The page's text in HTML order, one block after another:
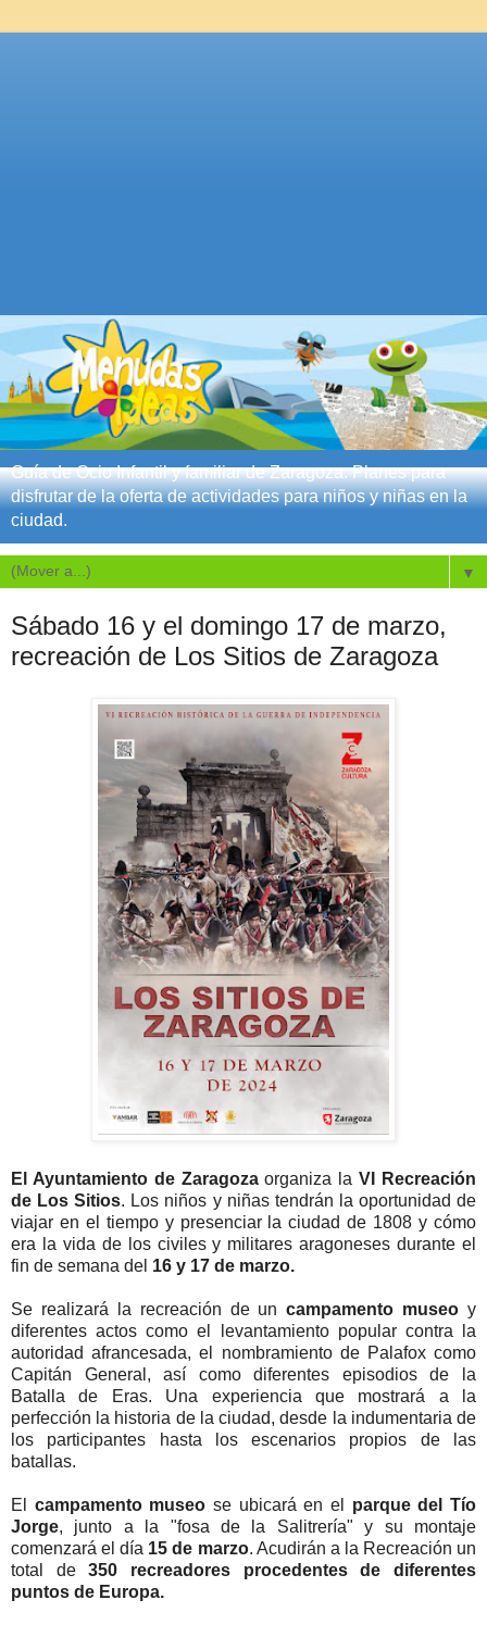
Guía de Ocio Infantil y familiar de Zaragoza. Planes para
disfrutar de la oferta de actividades para niños y niñas en la
ciudad.
▼
Sábado 16 y el domingo 17 de marzo,
recreación de Los Sitios de Zaragoza
El Ayuntamiento de Zaragozaorganiza laVI Recreación
de Los Sitios. Los niños y niñas tendrán la oportunidad de
viajar en el tiempo y presenciar la ciudad de 1808 y cómo
era la vida de los civiles y militares aragoneses durante el
fin de semana del 16 y 17 de marzo.
Se realizará la recreación de uncampamento museo y
diferentes actos como el levantamiento popular contra la
autoridad afrancesada, el nombramiento de Palafox como
Capitán General, así como diferentes episodios de la
Batalla de Eras. Una experiencia que mostrará a la
perfección la historia de la ciudad, desde la indumentaria de
los participantes hasta los escenarios propios de las
batallas.
El campamento museo se ubicará en el
parque del Tío
Jorge, junto a la "fosa de la Salitrería" y su montaje
comenzará el día 15 de marzo. Acudirán a la Recreación un
total de350 recreadores procedentes de diferentes
puntos de Europa.